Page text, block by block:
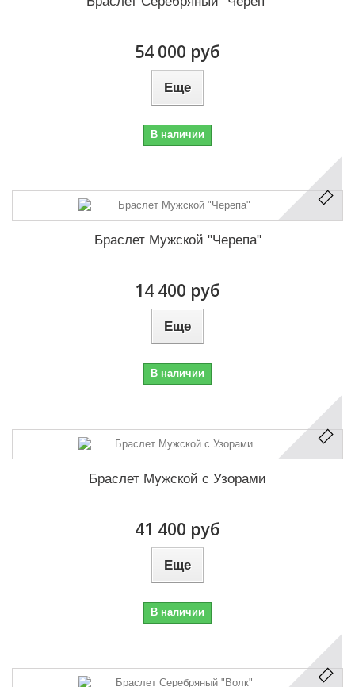
54 000 руб
Еще
В наличии
Браслет Мужской "Черепа"
14 400 руб
Еще
В наличии
Браслет Мужской с Узорами
41 400 руб
Еще
В наличии